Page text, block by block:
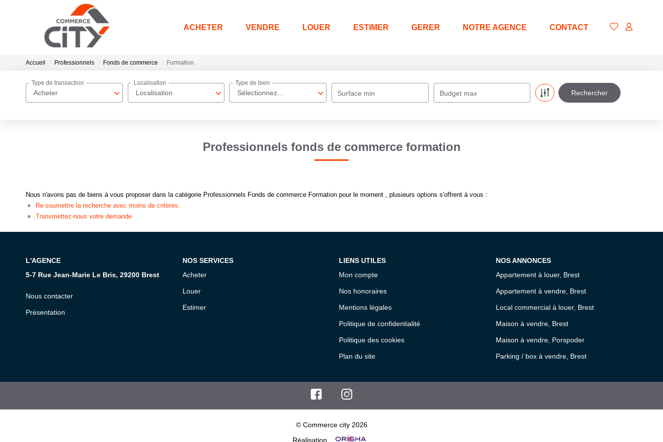
ACHETER VENDRE LOUER ESTIMER GERER NOTRE AGENCE CONTACT
Accueil Professionnels Fonds de commerce Formation
Acheter
Type de transaction
Localisation
Localisation
Sélectionnez...
Type de bien
Surface min Budget max
Professionnels fonds de commerce formation
Nous n'avons pas de biens à vous proposer dans la catégorie Professionnels Fonds de commerce Formation pour le moment , plusieurs options s'offrent à vous :
Re-soumettre la recherche avec moins de critères.
Transmettez-nous votre demande
L'AGENCE
5-7 Rue Jean-Marie Le Bris, 29200 Brest
Nous contacter
Présentation
NOS SERVICES
Acheter
Louer
Estimer
LIENS UTILES
Mon compte
Nos honoraires
Mentions légales
Politique de confidentialité
Politique des cookies
Plan du site
NOS ANNONCES
Appartement à louer, Brest
Appartement à vendre, Brest
Local commercial à louer, Brest
Maison à vendre, Brest
Maison à vendre, Porspoder
Parking / box à vendre, Brest
© Commerce city 2026
Réalisation